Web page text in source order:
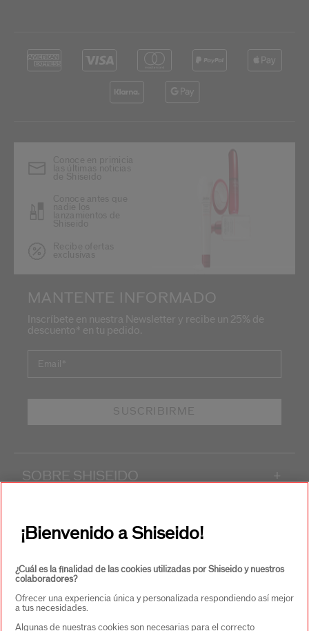
MANTENTE INFORMADO
Inscríbete en nuestra Newsletter y recibe un 25% de
descuento* en tu pedido.
*
Email
SUSCRIBIRME
SOBRE SHISEIDO +
CONTACTO +
¡Bienvenido a Shiseido!
¿Cuál es la finalidad de las cookies utilizadas por Shiseido y nuestros
colaboradores?
Ofrecer una experiencia única y personalizada respondiendo así mejor
a tus necesidades.
Algunas de nuestras cookies son necesarias para el correcto